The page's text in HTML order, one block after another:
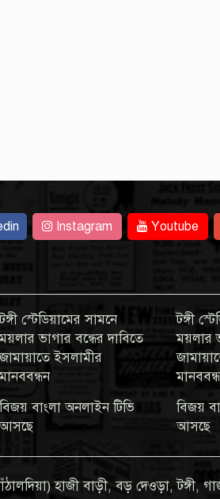
Instagram Youtube
টঙ্গী স্টেডিয়ামের সামনে
ময়লার ভাগার বন্ধের দাবিতে
জামায়াতে ইসলামীর
মানববন্ধন
বিজয় বাংলা অনলাইন টিভি
আসছে
টঙ্গী
ময়লার
বিজয়
আসছে
হাজী বাড়ী, বড় দেওড়া, টঙ্গী,